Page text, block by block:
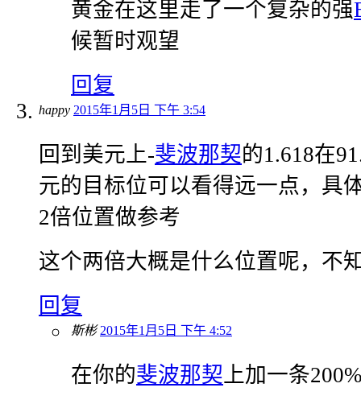
黄金在这里走了一个复杂的强
候暂时观望
回复
happy 2015年1月5日 下午 3:54
回到美元上-斐波那契的1.618在
元的目标位可以看得远一点，具
2倍位置做参考
这个两倍大概是什么位置呢，不
回复
斯彬 2015年1月5日 下午 4:52
在你的斐波那契 上加一条